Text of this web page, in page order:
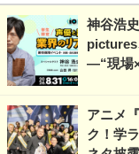
神谷浩
pictures
―“現場
アニメ
ク！学